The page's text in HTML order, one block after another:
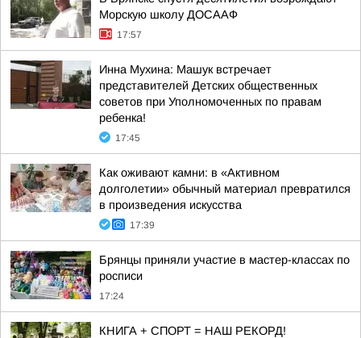
Морскую школу ДОСААФ
17:57
Инна Мухина: Машук встречает
представителей Детских общественных
советов при Уполномоченных по правам
ребенка!
17:45
Как оживают камни: в «Активном
долголетии» обычный материал превратился
в произведения искусства
17:39
Брянцы приняли участие в мастер-классах по
росписи
17:24
КНИГА + СПОРТ = НАШ РЕКОРД!